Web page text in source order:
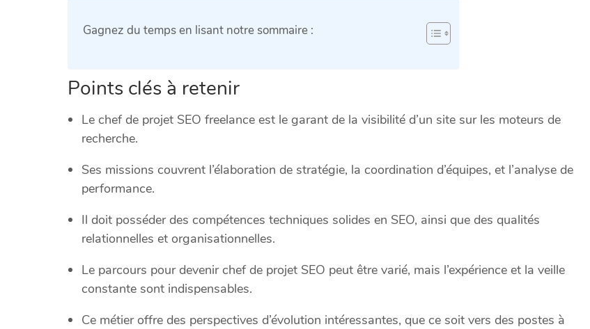
Gagnez du temps en lisant notre sommaire :
Points clés à retenir
Le chef de projet SEO freelance est le garant de la visibilité d’un site sur les moteurs de
recherche.
Ses missions couvrent l’élaboration de stratégie, la coordination d’équipes, et l’analyse de
performance.
Il doit posséder des compétences techniques solides en SEO, ainsi que des qualités
relationnelles et organisationnelles.
Le parcours pour devenir chef de projet SEO peut être varié, mais l’expérience et la veille
constante sont indispensables.
Ce métier offre des perspectives d’évolution intéressantes, que ce soit vers des postes à